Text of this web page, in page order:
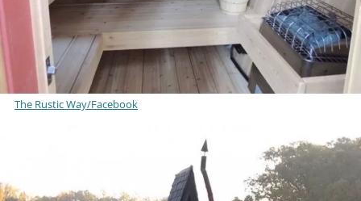
The Rustic Way/Facebook